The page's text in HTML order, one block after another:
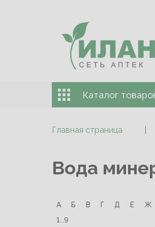
Каталог
Главная страница
Вода
А Б В Г Д Е Ж
1...9